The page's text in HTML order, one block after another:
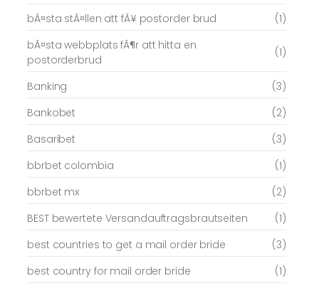
bÃ¤sta stÃ¤llen att fÃ¥ postorder brud
(1)
bÃ¤sta webbplats fÃ¶r att hitta en
postorderbrud
(1)
Banking
(3)
Bankobet
(2)
Basaribet
(3)
bbrbet colombia
(1)
bbrbet mx
(2)
BEST bewertete Versandauftragsbrautseiten
(1)
best countries to get a mail order bride
(3)
best country for mail order bride
(1)